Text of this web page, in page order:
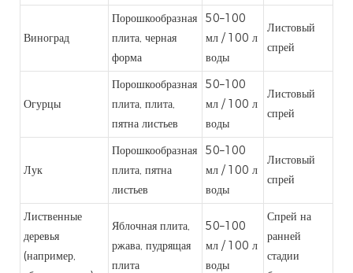
Виноград
Порошкообразная
плита, черная
форма
50–100
мл / 100 л
воды
Листовый
спрей
Огурцы
Порошкообразная
плита, плита,
пятна листьев
50–100
мл / 100 л
воды
Листовый
спрей
Лук
Порошкообразная
плита, пятна
листьев
50–100
мл / 100 л
воды
Листовый
спрей
Лиственные
деревья
(например,
Яблочная плита,
ржава, пудрящая
плита
50–100
мл / 100 л
воды
Спрей на
ранней
стадии